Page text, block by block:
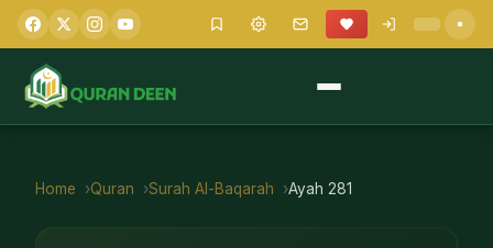
Home Quran Surah Al-Baqarah Ayah 281